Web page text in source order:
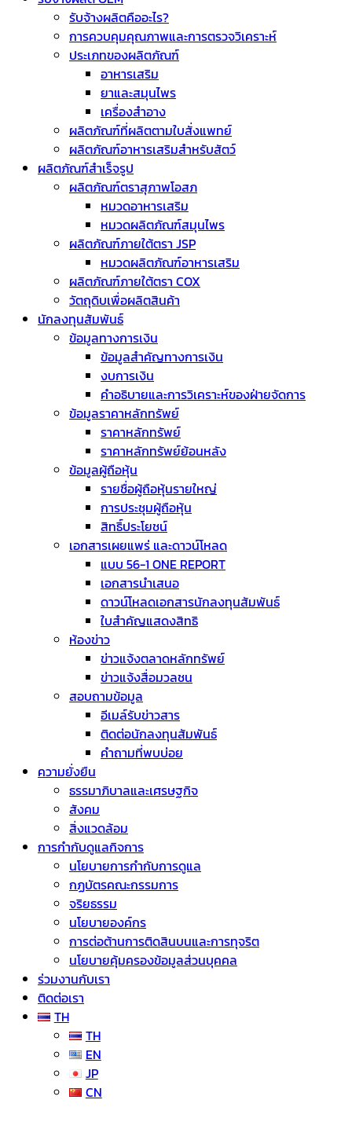
รับจ้างผลิตคืออะไร?
การควบคุมคุณภาพและการตรวจวิเคราะห์
ประเภทของผลิตภัณฑ์
อาหารเสริม
ยาและสมุนไพร
เครื่องสำอาง
ผลิตภัณฑ์ที่ผลิตตามใบสั่งแพทย์
ผลิตภัณฑ์อาหารเสริมสำหรับสัตว์
ผลิตภัณฑ์สำเร็จรูป
ผลิตภัณฑ์ตราสุภาพโอสภ
หมวดอาหารเสริม
หมวดผลิตภัณฑ์สมุนไพร
ผลิตภัณฑ์ภายใต้ตรา JSP
หมวดผลิตภัณฑ์อาหารเสริม
ผลิตภัณฑ์ภายใต้ตรา COX
วัตถุดิบเพื่อผลิตสินค้า
นักลงทุนสัมพันธ์
ข้อมูลทางการเงิน
ข้อมูลสำคัญทางการเงิน
งบการเงิน
คำอธิบายและการวิเคราะห์ของฝ่ายจัดการ
ข้อมูลราคาหลักทรัพย์
ราคาหลักทรัพย์
ราคาหลักทรัพย์ย้อนหลัง
ข้อมูลผู้ถือหุ้น
รายชื่อผู้ถือหุ้นรายใหญ่
การประชุมผู้ถือหุ้น
สิทธิ์ประโยชน์
เอกสารเผยแพร่ และดาวน์โหลด
แบบ 56-1 ONE REPORT
เอกสารนำเสนอ
ดาวน์โหลดเอกสารนักลงทุนสัมพันธ์
ใบสำคัญแสดงสิทธิ
ห้องข่าว
ข่าวแจ้งตลาดหลักทรัพย์
ข่าวแจ้งสื่อมวลชน
สอบถามข้อมูล
อีเมล์รับข่าวสาร
ติดต่อนักลงทุนสัมพันธ์
คำถามที่พบบ่อย
ความยั่งยืน
ธรรมาภิบาลและเศรษฐกิจ
สังคม
สิ่งแวดล้อม
การกำกับดูแลกิจการ
นโยบายการกำกับการดูแล
กฏบัตรคณะกรรมการ
จริยธรรม
นโยบายองค์กร
การต่อต้านการติดสินบนและการทุจริต
นโยบายคุ้มครองข้อมูลส่วนบุคคล
ร่วมงานกับเรา
ติดต่อเรา
TH
TH
EN
JP
CN